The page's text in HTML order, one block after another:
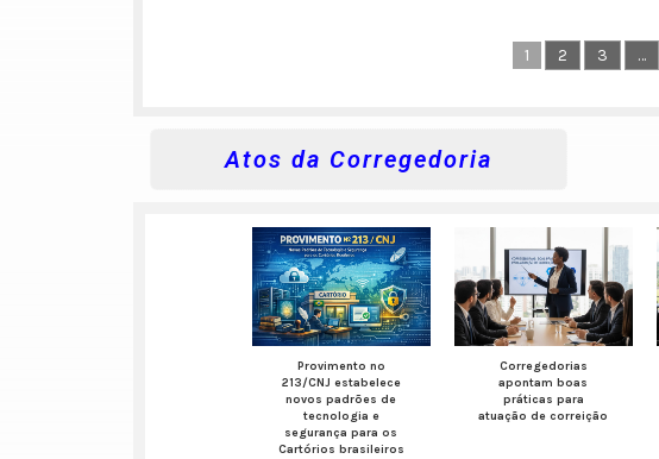
1 2 3 …
Atos da Corregedoria
Provimento nº
213/CNJ estabelece
novos padrões de
tecnologia e
segurança para os
Cartórios brasileiros
Corregedorias
apontam boas
práticas para
atuação de correição